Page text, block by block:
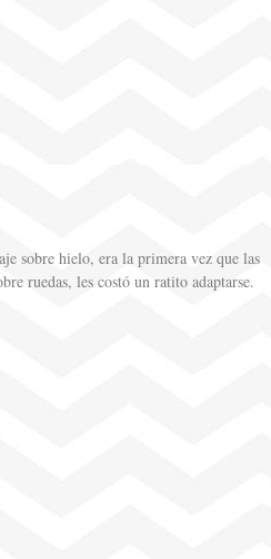
sobre hielo, era la primera vez que las
ruedas, les costó un ratito adaptarse.